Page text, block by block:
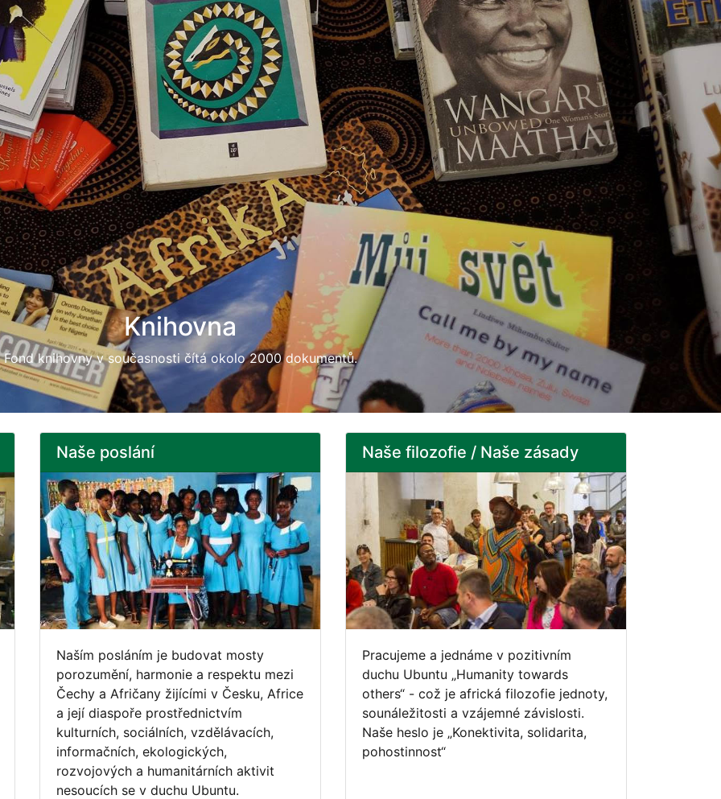
Naše poslání
Naším posláním je budovat mosty
porozumění, harmonie a respektu mezi
Čechy a Afričany žijícími v Česku, Africe
a její diaspoře prostřednictvím
kulturních, sociálních, vzdělávacích,
informačních, ekologických,
rozvojových a humanitárních aktivit
nesoucích se v duchu Ubuntu.
Naše filozofie / Naše zásady
Pracujeme a jednáme v pozitivním
duchu Ubuntu „Humanity towards
others“ - což je africká filozofie jednoty,
sounáležitosti a vzájemné závislosti.
Naše heslo je „Konektivita, solidarita,
pohostinnost“